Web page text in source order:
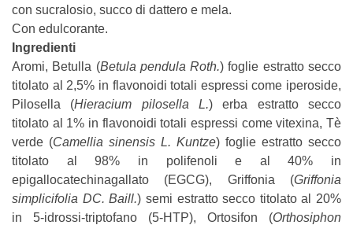
con sucralosio, succo di dattero e mela.
Con edulcorante.
Ingredienti
Aromi, Betulla (Betula pendula Roth.) foglie estratto secco
titolato al 2,5% in flavonoidi totali espressi come iperoside,
Pilosella (Hieracium pilosella L.) erba estratto secco
titolato al 1% in flavonoidi totali espressi come vitexina, Tè
verde (Camellia sinensis L. Kuntze) foglie estratto secco
titolato al 98% in polifenoli e al 40% in
epigallocatechinagallato (EGCG), Griffonia (Griffonia
simplicifolia DC. Baill.) semi estratto secco titolato al 20%
in 5-idrossi-triptofano (5-HTP), Ortosifon (Orthosiphon